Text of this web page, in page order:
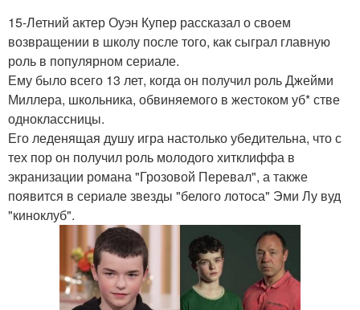
15-Летний актер Оуэн Купер рассказал о своем
возвращении в школу после того, как сыграл главную
роль в популярном сериале.
Ему было всего 13 лет, когда он получил роль Джейми
Миллера, школьника, обвиняемого в жестоком уб* стве
одноклассницы.
Его леденящая душу игра настолько убедительна, что с
тех пор он получил роль молодого хитклиффа в
экранизации романа "Грозовой Перевал", а также
появится в сериале звезды "белого лотоса" Эми Лу вуд
"киноклуб".